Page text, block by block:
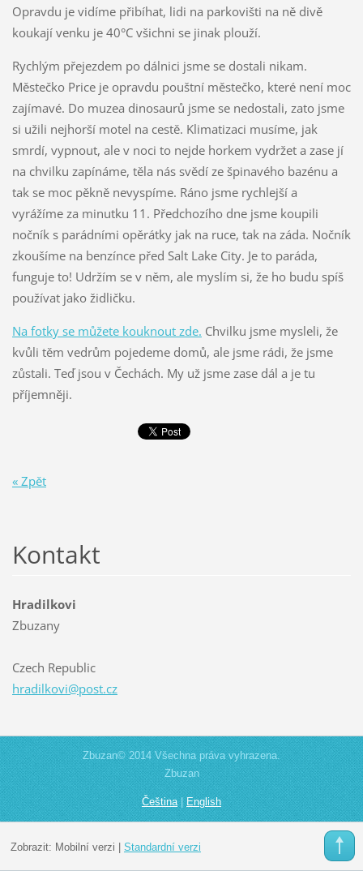
Opravdu je vidíme přibíhat, lidi na parkovišti na ně divě
koukají venku je 40°C všichni se jinak plouží.
Rychlým přejezdem po dálnici jsme se dostali nikam.
Městečko Price je opravdu pouštní městečko, které není moc
zajímavé. Do muzea dinosaurů jsme se nedostali, zato jsme
si užili nejhorší motel na cestě. Klimatizaci musíme, jak
smrdí, vypnout, ale v noci to nejde horkem vydržet a zase jí
na chvilku zapínáme, těla nás svědí ze špinavého bazénu a
tak se moc pěkně nevyspíme. Ráno jsme rychlejší a
vyrážíme za minutku 11. Předchozího dne jsme koupili
nočník s parádními opěrátky jak na ruce, tak na záda. Nočník
zkoušíme na benzínce před Salt Lake City. Je to paráda,
funguje to! Udržím se v něm, ale myslím si, že ho budu spíš
používat jako židličku.
Na fotky se můžete kouknout zde. Chvilku jsme mysleli, že
kvůli těm vedrům pojedeme domů, ale jsme rádi, že jsme
zůstali. Teď jsou v Čechách. My už jsme zase dál a je tu
příjemněji.
« Zpět
Kontakt
Hradilkovi
Zbuzany
Czech Republic
hradilkovi@post.cz
Zbuzan© 2014 Všechna práva vyhrazena.
Zbuzan
Čeština|English
Zobrazit: Mobilní verzi Standardní verzi